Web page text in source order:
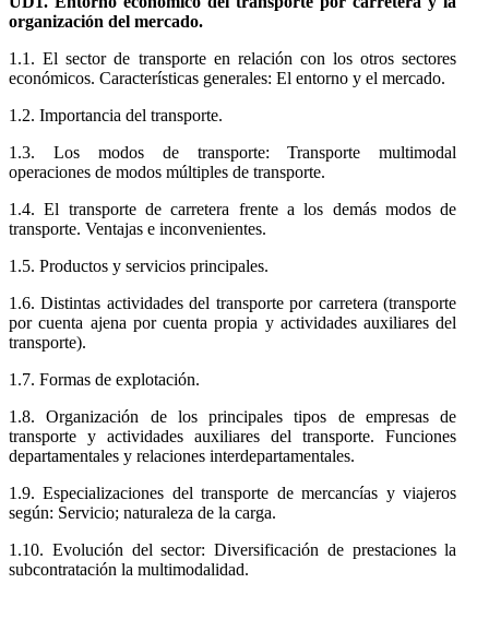
organización del mercado.
1.1. El sector de transporte en relación con los otros sectores
económicos. Características generales: El entorno y el mercado.
1.2. Importancia del transporte.
1.3. Los modos de transporte: Transporte multimodal
operaciones de modos múltiples de transporte.
1.4. El transporte de carretera frente a los demás modos de
transporte. Ventajas e inconvenientes.
1.5. Productos y servicios principales.
1.6. Distintas actividades del transporte por carretera (transporte
por cuenta ajena por cuenta propia y actividades auxiliares del
transporte).
1.7. Formas de explotación.
1.8. Organización de los principales tipos de empresas de
transporte y actividades auxiliares del transporte. Funciones
departamentales y relaciones interdepartamentales.
1.9. Especializaciones del transporte de mercancías y viajeros
según: Servicio; naturaleza de la carga.
1.10. Evolución del sector: Diversificación de prestaciones la
subcontratación la multimodalidad.